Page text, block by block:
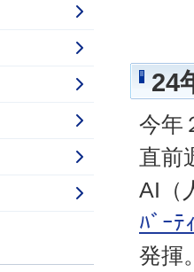
24
今年
直前
AI（
ﾊﾞｰﾃ
発揮